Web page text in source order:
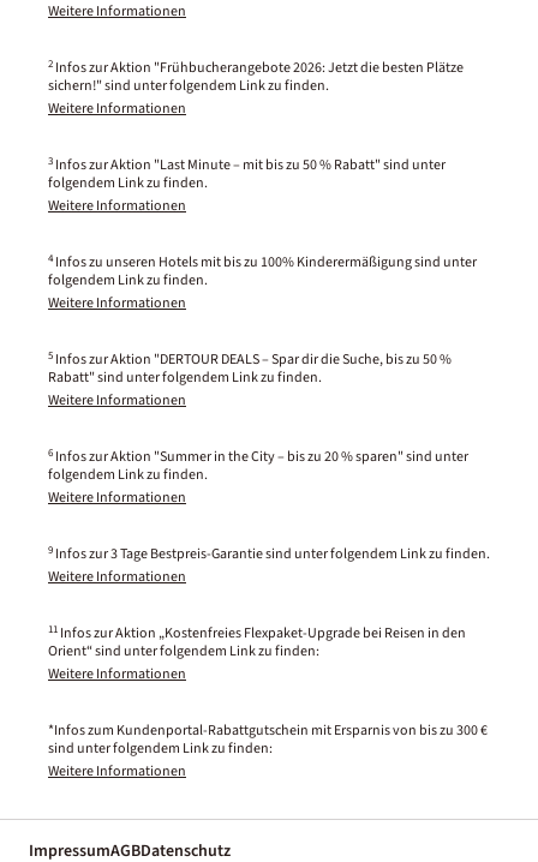
Weitere Informationen
2 Infos zur Aktion "Frühbucherangebote 2026: Jetzt die besten Plätze
sichern!" sind unter folgendem Link zu finden.
Weitere Informationen
3 Infos zur Aktion "Last Minute – mit bis zu 50 % Rabatt" sind unter
folgendem Link zu finden.
Weitere Informationen
4 Infos zu unseren Hotels mit bis zu 100% Kinderermäßigung sind unter
folgendem Link zu finden.
Weitere Informationen
5 Infos zur Aktion "DERTOUR DEALS – Spar dir die Suche, bis zu 50 %
Rabatt" sind unter folgendem Link zu finden.
Weitere Informationen
6 Infos zur Aktion "Summer in the City – bis zu 20 % sparen" sind unter
folgendem Link zu finden.
Weitere Informationen
9 Infos zur 3 Tage Bestpreis-Garantie sind unter folgendem Link zu finden.
Weitere Informationen
11 Infos zur Aktion „Kostenfreies Flexpaket-Upgrade bei Reisen in den
Orient“ sind unter folgendem Link zu finden:
Weitere Informationen
*Infos zum Kundenportal-Rabattgutschein mit Ersparnis von bis zu 300 €
sind unter folgendem Link zu finden:
Weitere Informationen
ImpressumAGBDatenschutz